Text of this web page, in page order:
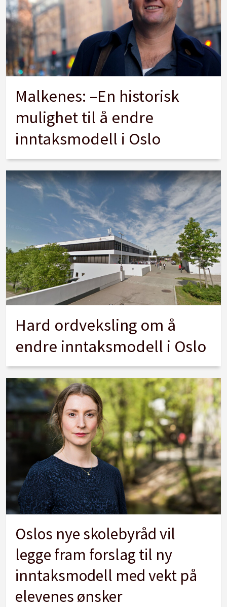
Malkenes: –En historisk
mulighet til å endre
inntaksmodell i Oslo
Hard ordveksling om å
endre inntaksmodell i Oslo
Oslos nye skolebyråd vil
legge fram forslag til ny
inntaksmodell med vekt på
elevenes ønsker